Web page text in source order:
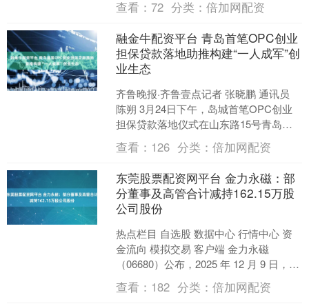
查看：72 分类：倍加网配资
融金牛配资平台 青岛首笔OPC创业
担保贷款落地助推构建“一人成军”创
业生态
齐鲁晚报·齐鲁壹点记者 张晓鹏 通讯员
陈朔 3月24日下午，岛城首笔OPC创业
担保贷款落地仪式在山东路15号青岛市
创业赋能中心举行。青岛农商银行南京
路支行与O....
查看： 126 分类：倍加网配资
东莞股票配资网平台 金力永磁：部
分董事及高管合计减持162.15万股
公司股份
热点栏目 自选股 数据中心 行情中心 资
金流向 模拟交易 客户端 金力永磁
（06680）公布，2025 年 12 月 9 日，公
司收到董事、高级管理人员吕锋先生....
查看： 182 分类：倍加网配资